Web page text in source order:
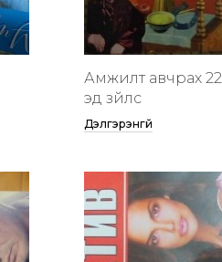
Амжилт авчрах 22
эд зүйлс
Дэлгэрэнгүй